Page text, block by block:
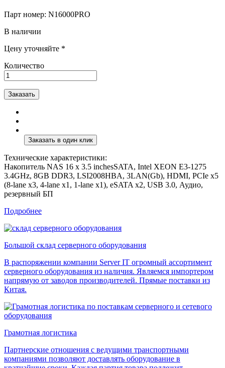
Парт номер: N16000PRO
В наличии
Цену уточняйте *
Количество
Заказать
Технические характеристики:
Накопитель NAS 16 x 3.5 inchesSATA, Intel XEON E3-1275
3.4GHz, 8GB DDR3, LSI2008HBA, 3LAN(Gb), HDMI, PCIe x5
(8-lane x3, 4-lane x1, 1-lane x1), eSATA x2, USB 3.0, Аудио,
резервный БП
Подробнее
Большой склад серверного оборудования
В распоряжении компании Server IT огромный ассортимент
серверного оборудования из наличия. Являемся импортером
напрямую от заводов производителей. Прямые поставки из
Китая.
Грамотная логистика
Партнерские отношения с ведущими транспортными
компаниями позволяют доставлять оборудование в